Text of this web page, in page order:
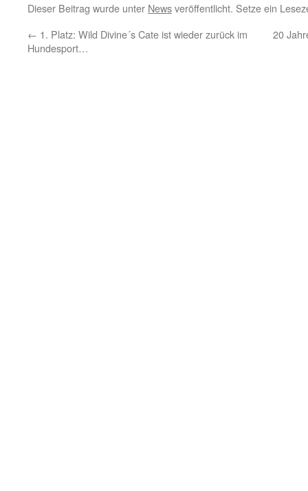
Dieser Beitrag wurde unter Newsveröffentlicht. Setze ein
← 1. Platz: Wild Divine´s Cate ist wieder zurück im
Hundesport…
20